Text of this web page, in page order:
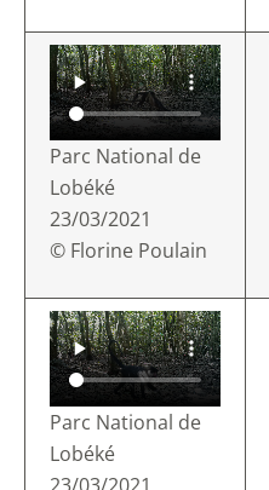
Parc National de
Lobéké
23/03/2021
© Florine Poulain
Parc National de
Lobéké